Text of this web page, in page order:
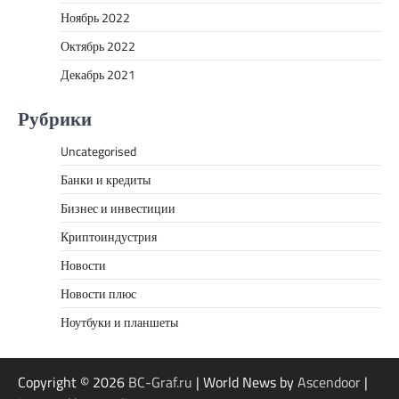
Ноябрь 2022
Октябрь 2022
Декабрь 2021
Рубрики
Uncategorised
Банки и кредиты
Бизнес и инвестиции
Криптоиндустрия
Новости
Новости плюс
Ноутбуки и планшеты
Copyright © 2026 BC-Graf.ru | World News byAscendoor |